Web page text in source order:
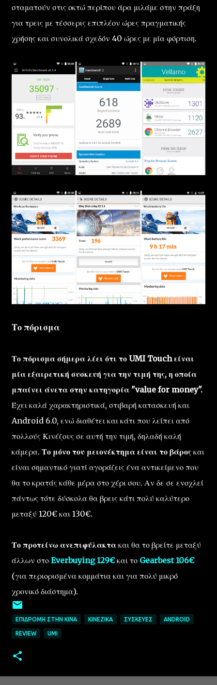
σταματούν στις οκτώ περίπου άρα μιλάμε στην πράξη
για τρεις με τέσσερις επιπλέον ώρες πραγματικής
χρήσης και συνολικά σχεδόν 40 ώρες με μία φόρτιση.
Το πόρισμα
Το πόρισμα σήμερα λέει ότι το UMI Touch είναι
μία εξαιρετική συσκευή για την τιμή της, η οποία
μπαίνει άνετα στην κατηγορία "value for money".
Έχει καλά χαρακτηριστικά, στιβαρή κατασκευή και
Android 6.0, ενώ διαθέτει και κάτι που λείπει από
πολλούς Κινέζους σε αυτή την τιμή, δηλαδή καλή
κάμερα. Το μόνο του μειονέκτημα είναι το βάρος και
είναι σημαντικό γιατί αγοράζεις ένα αντικείμενο που
θα το κρατάς κάθε μέρα στο χέρι σου. Αν δε σε ενοχλεί
πάντως τότε δύσκολα θα βρεις κάτι πολύ καλύτερο
μεταξύ 120€ και 130€.
Το προτείνω ανεπιφύλακτα και θα το βρείτε μεταξύ
άλλων στο Everbuying 129€και το Gearbest 106€
(για περιορισμένα κομμάτια και για πολύ μικρό
χρονικό διάστημα).
ΕΠΙΔΡΟΜΉ ΣΤΗΝ ΚΊΝΑ ΚΙΝΈΖΙΚΑ ΣΥΣΚΕΥΈΣ ANDROID
REVIEW UMI